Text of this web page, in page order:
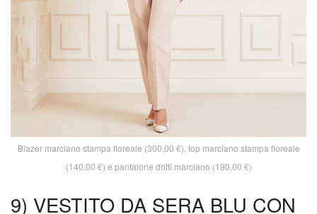
Blazer marciano stampa floreale (300,00 €), top marciano stampa floreale
(140,00 €) e pantalone dritti marciano (190,00 €)
9) VESTITO DA SERA BLU CON